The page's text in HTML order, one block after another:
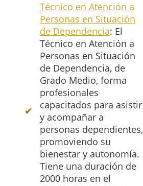
Técnico en Atención a
Personas en Situación
de Dependencia: El
Técnico en Atención a
Personas en Situación
de Dependencia, de
Grado Medio, forma
profesionales
capacitados para asistir
y acompañar a
personas dependientes,
promoviendo su
bienestar y autonomía.
Tiene una duración de
2000 horas en el